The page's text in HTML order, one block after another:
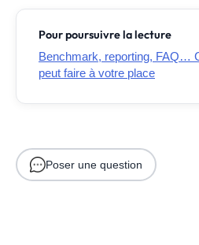
Pour poursuivre la lecture
Benchmark, reporting, FAQ…
peut faire à votre place
Poser une question